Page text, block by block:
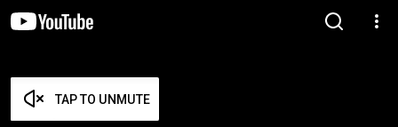
TAP TO UNMUTE